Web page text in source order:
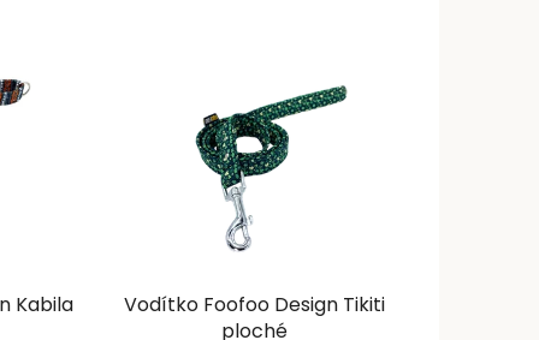
Kabila
Vodítko Foofoo Design Tikiti
ploché